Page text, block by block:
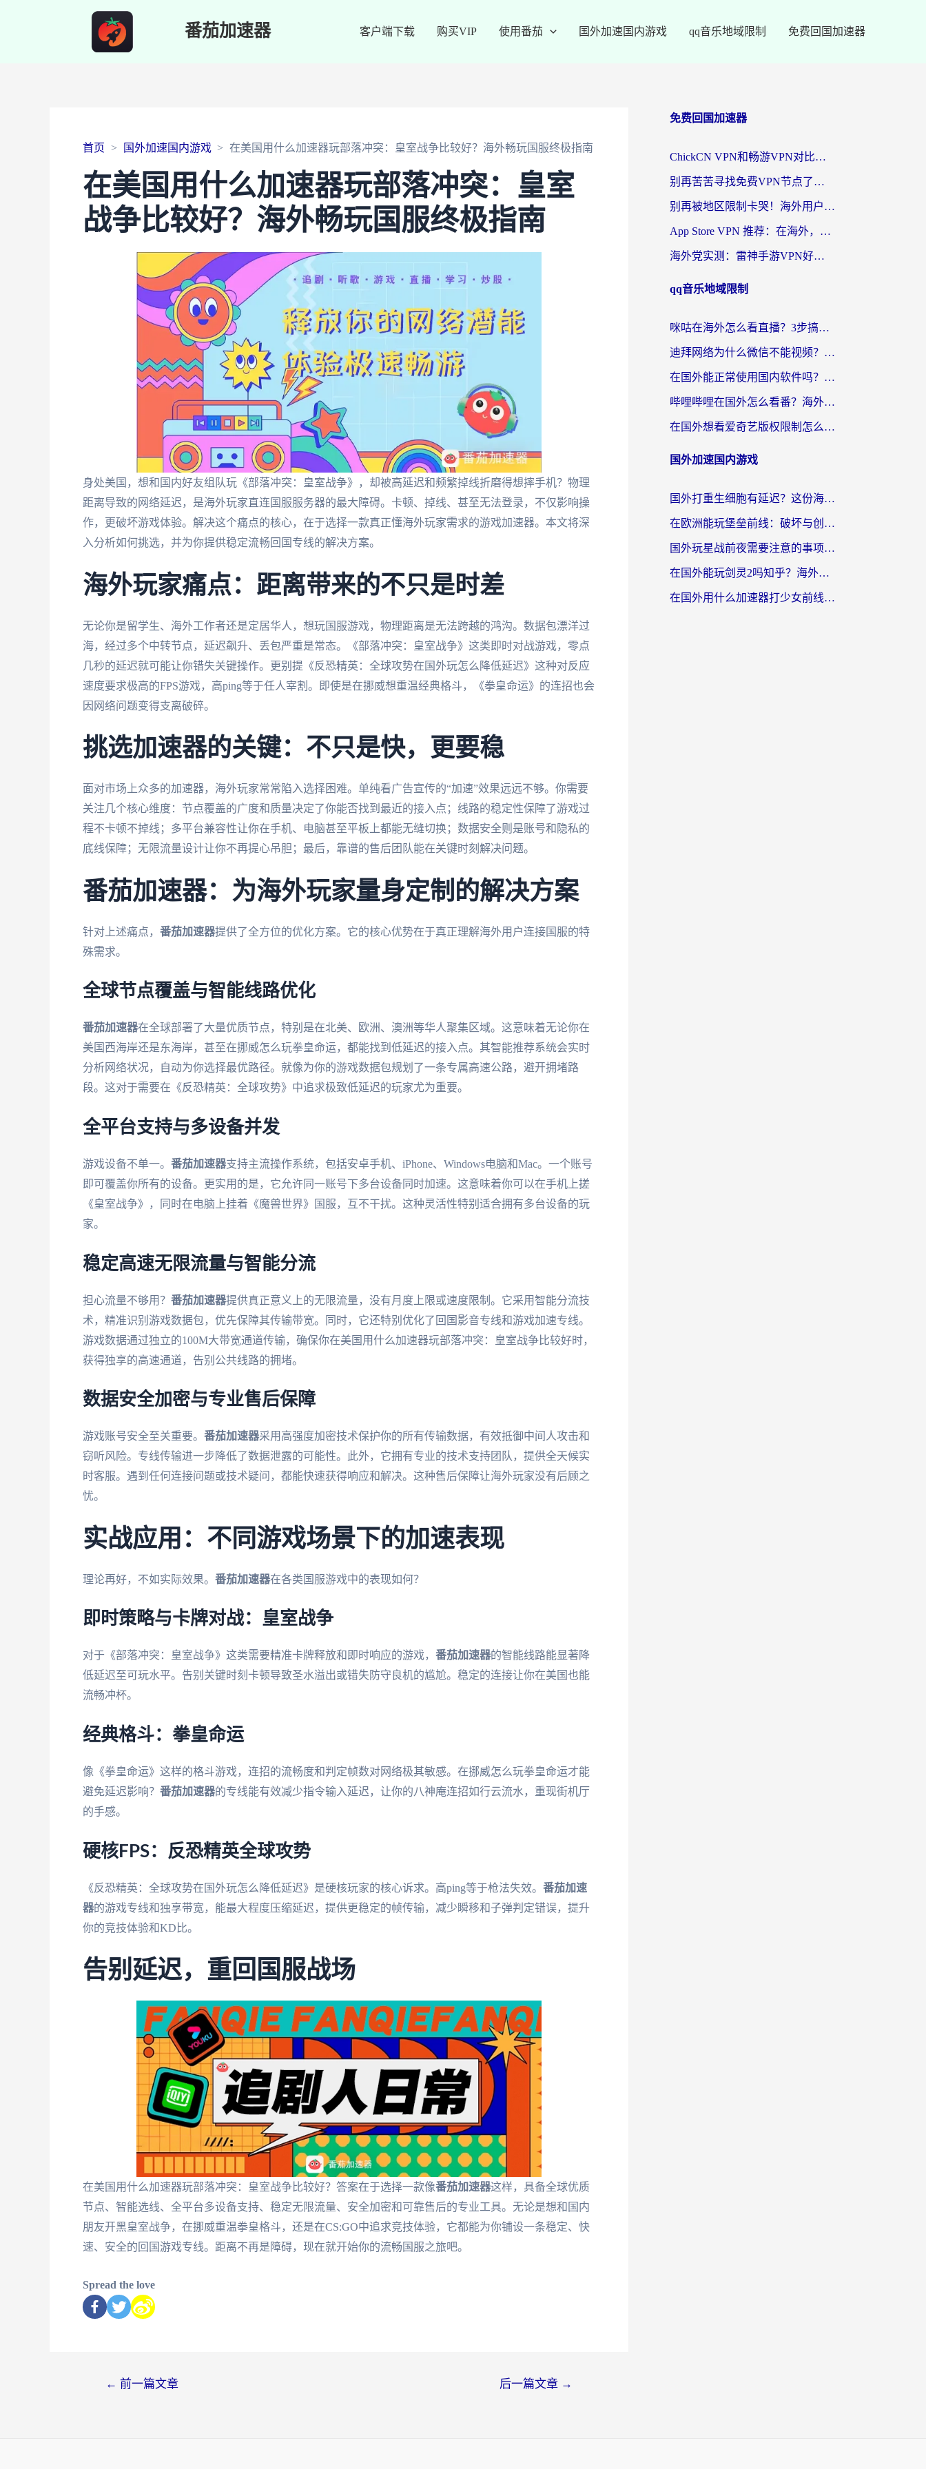
番茄加速器 客户端下载 购买VIP 使用番茄 国外加速国内游戏 qq音乐地域限制 免费回国加速器
首页 国外加速国内游戏 在美国用什么加速器玩部落冲突：皇室战争比较好？海外畅玩国服终极指南
在美国用什么加速器玩部落冲突：皇室
战争比较好？海外畅玩国服终极指南
身处美国，想和国内好友组队玩《部落冲突：皇室战争》，却被高延迟和频繁掉线折磨得想摔手机？物理
距离导致的网络延迟，是海外玩家直连国服服务器的最大障碍。卡顿、掉线、甚至无法登录，不仅影响操
作，更破坏游戏体验。解决这个痛点的核心，在于选择一款真正懂海外玩家需求的游戏加速器。本文将深
入分析如何挑选，并为你提供稳定流畅回国专线的解决方案。
海外玩家痛点：距离带来的不只是时差
无论你是留学生、海外工作者还是定居华人，想玩国服游戏，物理距离是无法跨越的鸿沟。数据包漂洋过
海，经过多个中转节点，延迟飙升、丢包严重是常态。《部落冲突：皇室战争》这类即时对战游戏，零点
几秒的延迟就可能让你错失关键操作。更别提《反恐精英：全球攻势在国外玩怎么降低延迟》这种对反应
速度要求极高的FPS游戏，高ping等于任人宰割。即使是在挪威想重温经典格斗，《拳皇命运》的连招也会
因网络问题变得支离破碎。
挑选加速器的关键：不只是快，更要稳
面对市场上众多的加速器，海外玩家常常陷入选择困难。单纯看广告宣传的“加速”效果远远不够。你需要
关注几个核心维度：节点覆盖的广度和质量决定了你能否找到最近的接入点；线路的稳定性保障了游戏过
程不卡顿不掉线；多平台兼容性让你在手机、电脑甚至平板上都能无缝切换；数据安全则是账号和隐私的
底线保障；无限流量设计让你不再提心吊胆；最后，靠谱的售后团队能在关键时刻解决问题。
番茄加速器：为海外玩家量身定制的解决方案
针对上述痛点， 番茄加速器提供了全方位的优化方案。它的核心优势在于真正理解海外用户连接国服的特
殊需求。
全球节点覆盖与智能线路优化
番茄加速器在全球部署了大量优质节点，特别是在北美、欧洲、澳洲等华人聚集区域。这意味着无论你在
美国西海岸还是东海岸，甚至在挪威怎么玩拳皇命运，都能找到低延迟的接入点。其智能推荐系统会实时
分析网络状况，自动为你选择最优路径。就像为你的游戏数据包规划了一条专属高速公路，避开拥堵路
段。这对于需要在《反恐精英：全球攻势》中追求极致低延迟的玩家尤为重要。
全平台支持与多设备并发
游戏设备不单一。 番茄加速器支持主流操作系统，包括安卓手机、iPhone、Windows电脑和Mac。一个账号
即可覆盖你所有的设备。更实用的是，它允许同一账号下多台设备同时加速。这意味着你可以在手机上搓
《皇室战争》，同时在电脑上挂着《魔兽世界》国服，互不干扰。这种灵活性特别适合拥有多台设备的玩
家。
稳定高速无限流量与智能分流
担心流量不够用？ 番茄加速器提供真正意义上的无限流量，没有月度上限或速度限制。它采用智能分流技
术，精准识别游戏数据包，优先保障其传输带宽。同时，它还特别优化了回国影音专线和游戏加速专线。
游戏数据通过独立的100M大带宽通道传输，确保你在美国用什么加速器玩部落冲突：皇室战争比较好时，
获得独享的高速通道，告别公共线路的拥堵。
数据安全加密与专业售后保障
游戏账号安全至关重要。 番茄加速器采用高强度加密技术保护你的所有传输数据，有效抵御中间人攻击和
窃听风险。专线传输进一步降低了数据泄露的可能性。此外，它拥有专业的技术支持团队，提供全天候实
时客服。遇到任何连接问题或技术疑问，都能快速获得响应和解决。这种售后保障让海外玩家没有后顾之
忧。
实战应用：不同游戏场景下的加速表现
理论再好，不如实际效果。 番茄加速器在各类国服游戏中的表现如何？
即时策略与卡牌对战：皇室战争
对于《部落冲突：皇室战争》这类需要精准卡牌释放和即时响应的游戏， 番茄加速器的智能线路能显著降
低延迟至可玩水平。告别关键时刻卡顿导致圣水溢出或错失防守良机的尴尬。稳定的连接让你在美国也能
流畅冲杯。
经典格斗：拳皇命运
像《拳皇命运》这样的格斗游戏，连招的流畅度和判定帧数对网络极其敏感。在挪威怎么玩拳皇命运才能
避免延迟影响？ 番茄加速器的专线能有效减少指令输入延迟，让你的八神庵连招如行云流水，重现街机厅
的手感。
硬核FPS：反恐精英全球攻势
《反恐精英：全球攻势在国外玩怎么降低延迟》是硬核玩家的核心诉求。高ping等于枪法失效。 番茄加速
器的游戏专线和独享带宽，能最大程度压缩延迟，提供更稳定的帧传输，减少瞬移和子弹判定错误，提升
你的竞技体验和KD比。
告别延迟，重回国服战场
在美国用什么加速器玩部落冲突：皇室战争比较好？答案在于选择一款像番茄加速器这样，具备全球优质
节点、智能选线、全平台多设备支持、稳定无限流量、安全加密和可靠售后的专业工具。无论是想和国内
朋友开黑皇室战争，在挪威重温拳皇格斗，还是在CS:GO中追求竞技体验，它都能为你铺设一条稳定、快
速、安全的回国游戏专线。距离不再是障碍，现在就开始你的流畅国服之旅吧。
Spread the love
← 前一篇文章 后一篇文章 →
免费回国加速器
ChickCN VPN和畅游VPN对比哪个回国效果更好？海外党必看的回国加速器选择指南
别再苦苦寻找免费VPN节点了，这才是海外访问国内资源的正确姿势
别再被地区限制卡哭！海外用户vpn中国下载全攻略，无缝刷剧办公社交
App Store VPN 推荐：在海外，如何找回那扇回家的“任意门”？
海外党实测：雷神手游VPN好用吗？和闪电VPN对比哪个回国效果更好？附小众工具深度测评
qq音乐地域限制
咪咕在海外怎么看直播？3步搞定地域限制，还能畅看腾讯视频与国内热剧
迪拜网络为什么微信不能视频？海外党必看的回国加速全攻略
在国外能正常使用国内软件吗？海外党亲测有效的无缝访问指南
哔哩哔哩在国外怎么看番？海外党追剧看片的终极解决方案
在国外想看爱奇艺版权限制怎么办？海外华人必看的追剧自由指南
国外加速国内游戏
国外打重生细胞有延迟？这份海外畅玩国服游戏加速器终极指南请收好
在欧洲能玩堡垒前线：破坏与创造吗？海外党国服游戏不卡顿的秘密
国外玩星战前夜需要注意的事项：一份来自老玩家的网络生存指南
在国外能玩剑灵2吗知乎？海外党亲测有效的国服游戏加速指南
在国外用什么加速器打少女前线：云图计划不卡？一个老玩家的掏心分享